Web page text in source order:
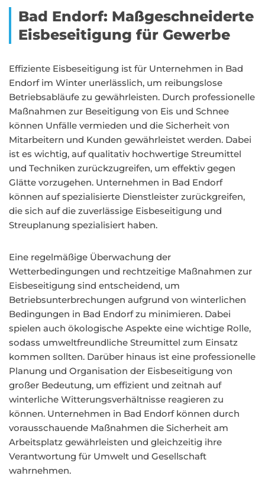
Bad Endorf: Maßgeschneiderte
Eisbeseitigung für Gewerbe
Effiziente Eisbeseitigung ist für Unternehmen in Bad
Endorf im Winter unerlässlich, um reibungslose
Betriebsabläufe zu gewährleisten. Durch professionelle
Maßnahmen zur Beseitigung von Eis und Schnee
können Unfälle vermieden und die Sicherheit von
Mitarbeitern und Kunden gewährleistet werden. Dabei
ist es wichtig, auf qualitativ hochwertige Streumittel
und Techniken zurückzugreifen, um effektiv gegen
Glätte vorzugehen. Unternehmen in Bad Endorf
können auf spezialisierte Dienstleister zurückgreifen,
die sich auf die zuverlässige Eisbeseitigung und
Streuplanung spezialisiert haben.
Eine regelmäßige Überwachung der
Wetterbedingungen und rechtzeitige Maßnahmen zur
Eisbeseitigung sind entscheidend, um
Betriebsunterbrechungen aufgrund von winterlichen
Bedingungen in Bad Endorf zu minimieren. Dabei
spielen auch ökologische Aspekte eine wichtige Rolle,
sodass umweltfreundliche Streumittel zum Einsatz
kommen sollten. Darüber hinaus ist eine professionelle
Planung und Organisation der Eisbeseitigung von
großer Bedeutung, um effizient und zeitnah auf
winterliche Witterungsverhältnisse reagieren zu
können. Unternehmen in Bad Endorf können durch
vorausschauende Maßnahmen die Sicherheit am
Arbeitsplatz gewährleisten und gleichzeitig ihre
Verantwortung für Umwelt und Gesellschaft
wahrnehmen.